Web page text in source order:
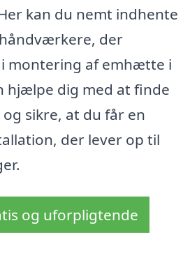
kan du nemt indhente
der
i montering af emhætte i
hjælpe dig med at finde
sikre, at du får en
der lever op til
og uforpligtende